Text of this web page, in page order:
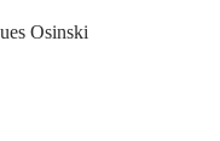
Osinski